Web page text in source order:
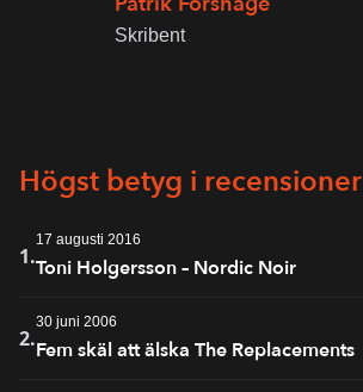
Skribent
Högst betyg i recensioner
1.
17 augusti 2016
Toni Holgersson – Nordic Noir
2.
30 juni 2006
Fem skäl att älska The Replacements